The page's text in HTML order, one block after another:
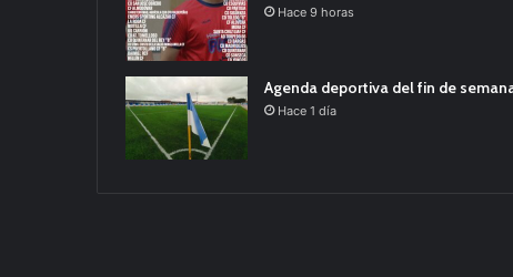
Hace 9 horas
Agenda deportiva del fin de
Hace 1 día